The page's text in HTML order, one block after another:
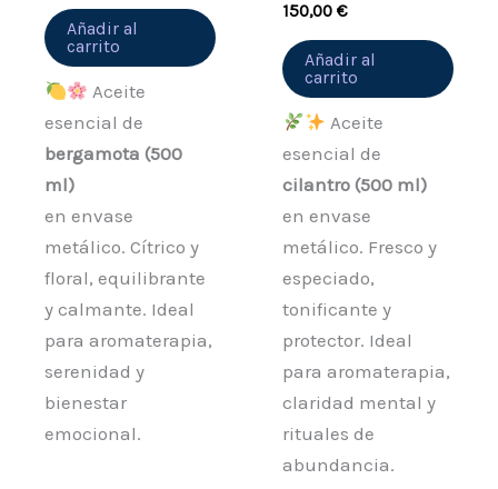
Añadir al
carrito
Aceite
esencial de
bergamota (500
ml)
en envase
metálico. Cítrico y
floral, equilibrante
y calmante. Ideal
para aromaterapia,
serenidad y
bienestar
emocional.
150,00€
Añadir al
carrito
Aceite
esencial de
cilantro (500 ml)
en envase
metálico. Fresco y
especiado,
tonificante y
protector. Ideal
para aromaterapia,
claridad mental y
rituales de
abundancia.